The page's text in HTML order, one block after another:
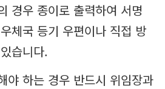
경우 종이로 출력하여 서명
체국 등기 우편이나 직접 방
습니다.
야 하는 경우 반드시 위임장과